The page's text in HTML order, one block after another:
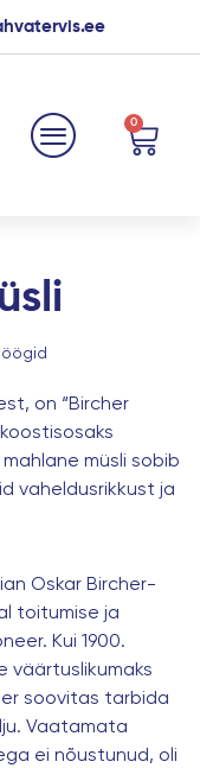
0
Cart
on “Bircher
müsli sobib
vaheldusrikkust ja
Oskar Bircher-
toitumise ja
Kui 1900.
väärtuslikumaks
soovitas tarbida
Vaatamata
ei nõustunud, oli